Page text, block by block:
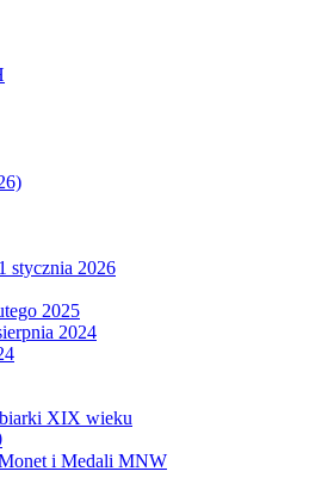
stycznia 2026
2025
2024
XIX wieku
i Medali MNW